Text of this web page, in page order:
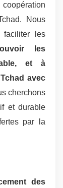
Nous
faciliter les
les
et à
avec
cherchons
et durable
par la
des